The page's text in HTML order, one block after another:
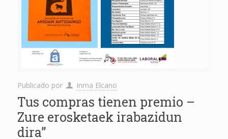
Publicado por Inma Elcano
Tus compras tienen premio –
Zure erosketaek irabazidun
dira”